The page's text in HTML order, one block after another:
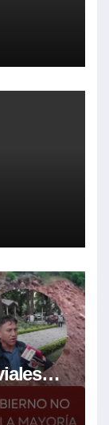
de la